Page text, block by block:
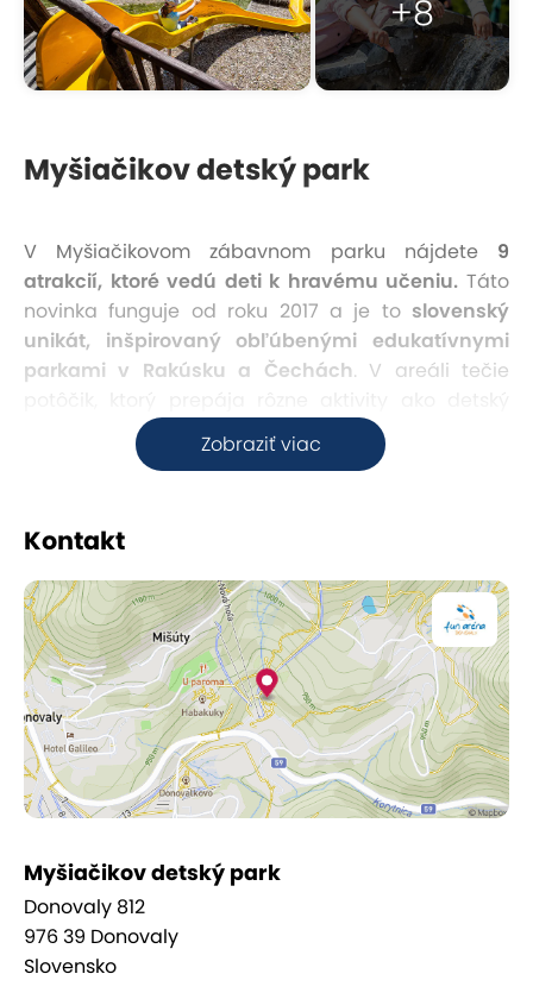
+8
Zobraziť viac
Myšiačikov detský park
V Myšiačikovom zábavnom parku nájdete9
atrakcií, ktoré vedú deti k hravému učeniu. Táto
novinka funguje od roku 2017 a je toslovenský
unikát, inšpirovaný obľúbenými edukatívnymi
parkami v Rakúsku a Čechách. V areáli tečie
lanový park, reguláciu zavlažovania, plťkovanie na
jazierku, stavanie priehrad a vodné ihrisko. Práve v
ani dospeláci!
Kontakt
Myšiačikov detský park
Donovaly 812
976 39 Donovaly
Slovensko